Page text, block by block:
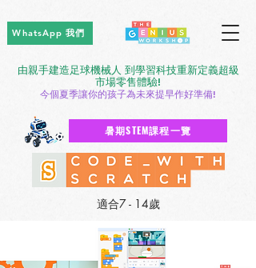
由親手建造足球機械人 到學習科技重新定義超級
市場零售體驗!
今個夏季讓你的孩子為未來提早作好準備!
暑期STEM課程一覽
WhatsApp 我們
適合7 - 14歲